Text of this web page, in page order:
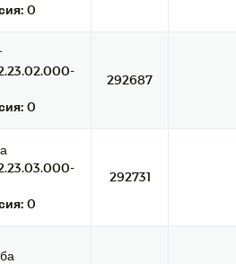
0
0
292687
0
292731